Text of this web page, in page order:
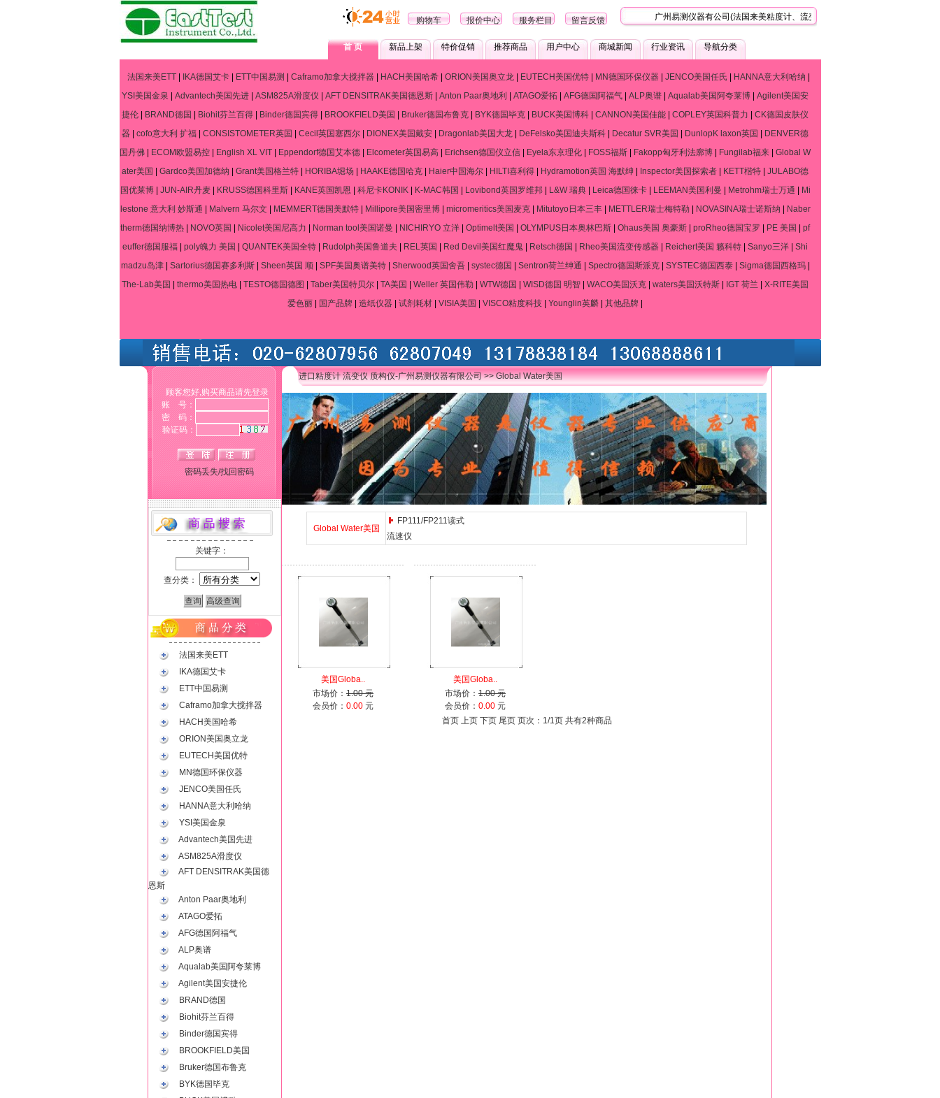
广州易测仪器有公司(法国来美粘度计、流变仪、质构仪技术服务中心)，是一
购物车 报价中心 服务栏目 留言反馈
首 页 新品上架 特价促销 推荐商品 用户中心 商城新闻 行业资讯 导航分类
法国来美ETT| IKA德国艾卡| ETT中国易测 Caframo加拿大搅拌器| HACH美国哈希| ORION美国奥立龙| EUTECH美国优特| MN德国环保仪器| JENCO美国任氏 HANNA意大利哈纳
YSI美国金泉
Advantech美国先进 ASM825A滑度仪 AFT DENSITRAK美国德恩斯 Anton Paar奥地利 ATAGO爱拓 AFG德国阿福气 ALP奥谱 Aqualab美国阿夸莱博
Agilent美国安
捷伦
BRAND德国 Biohit芬兰百得 Binder德国宾得 BROOKFIELD美国 Bruker德国布鲁克 BYK德国毕克 BUCK美国博科 CANNON美国佳能 COPLEY英国科普力
CK德国皮肤仪
器
cofo意大利 扩福 CONSISTOMETER英国 Cecil英国塞西尔 DIONEX美国戴安 Dragonlab美国大龙 DeFelsko美国迪夫斯科 Decatur SVR美国 DunlopK laxon英国
DENVER德
国丹佛
ECOM欧盟易控 English XL VIT Eppendorf德国艾本德 Elcometer英国易高 Erichsen德国仪立信 Eyela东京理化 FOSS福斯 Fakopp匈牙利法廓博 Fungilab福来
Global W
ater美国
Gardco美国加德纳 Grant美国格兰特 HORIBA堀场 HAAKE德国哈克 Haier中国海尔 HILTI喜利得 Hydramotion英国 海默绅 Inspector美国探索者 KETT楷特
JULABO德
国优莱博| JUN-AIR丹麦| KRUSS德国科里斯| KANE英国凯恩 科尼卡KONIK| K-MAC韩国 Lovibond英国罗维邦| L&W 瑞典| Leica德国徕卡| LEEMAN美国利曼 Metrohm瑞士万通
Mi
lestone 意大利 妙斯通
Malvern 马尔文 MEMMERT德国美默特| Millipore美国密里博| micromeritics美国麦克| Mitutoyo日本三丰| METTLER瑞士梅特勒 NOVASINA瑞士诺斯纳
Naber
therm德国纳博热
NOVO英国 Nicolet美国尼高力 Norman tool美国诺曼 NICHIRYO 立洋 Optimelt美国 OLYMPUS日本奥林巴斯 Ohaus美国 奥豪斯 proRheo德国宝罗 PE 美国
pf
euffer德国服福
poly魄力 美国 QUANTEK美国全特 Rudolph美国鲁道夫 REL英国 Red Devil美国红魔鬼 Retsch德国 Rheo美国流变传感器 Reichert美国 籁科特 Sanyo三洋
Shi
madzu岛津| Sartorius德国赛多利斯| Sheen英国 顺| SPF美国奥谱美特| Sherwood英国舍吾| systec德国 Sentron荷兰绅通 Spectro德国斯派克| SYSTEC德国西泰| Sigma德国西格玛|
The-Lab美国
thermo美国热电 TESTO德国德图 Taber美国特贝尔 TA美国 Weller 英国伟勒 WTW德国 WISD德国 明智 WACO美国沃克 waters美国沃特斯 IGT 荷兰
X-RITE美国
爱色丽
国产品牌 造纸仪器 试剂耗材 VISIA美国 VISCO粘度科技 Younglin英麟 其他品牌
顾客您好,购买商品请先登录
账 号：
密 码：
验证码：
密码丢失/找回密码
关键字：
查分类：
法国来美ETT
IKA德国艾卡
ETT中国易测
Caframo加拿大搅拌器
HACH美国哈希
ORION美国奥立龙
EUTECH美国优特
MN德国环保仪器
JENCO美国任氏
HANNA意大利哈纳
YSI美国金泉
Advantech美国先进
ASM825A滑度仪
AFT DENSITRAK美国德
恩斯
Anton Paar奥地利
ATAGO爱拓
AFG德国阿福气
ALP奥谱
Aqualab美国阿夸莱博
Agilent美国安捷伦
BRAND德国
Biohit芬兰百得
Binder德国宾得
BROOKFIELD美国
Bruker德国布鲁克
BYK德国毕克
进口粘度计 流变仪 质构仪-广州易测仪器有限公司>> Global Water美国
Global Water美国
FP111/FP211读式
流速仪
美国Globa..
市场价： 1.00 元
会员价： 0.00 元
美国Globa..
市场价： 1.00 元
会员价： 0.00 元
首页 上页 下页 尾页 页次：1/1页 共有2种商品